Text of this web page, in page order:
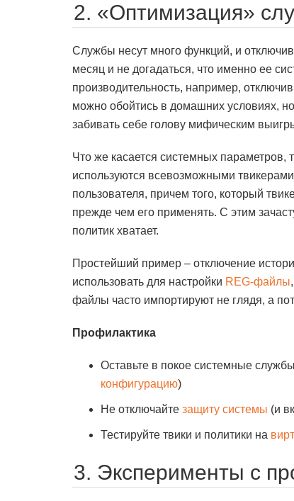
2. «Оптимизация»
Службы несут много функций, и
месяц и не догадаться, что именно ее
производительность, например,
можно обойтись в домашних условиях,
забивать себе голову мифическим
Что же касается системных параметров,
используются всевозможными
пользователя, причем того, который
прежде чем его применять. С этим
политик хватает.
Простейший пример – отключение
использовать для настройки REG-файлы
файлы часто импортируют не глядя, а
Профилактика
Оставьте в покое системные
конфигурацию)
Не отключайте защиту системы (и
Тестируйте твики и политики на
3. Эксперименты с